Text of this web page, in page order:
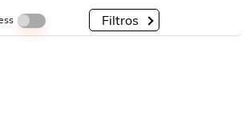
Filtros